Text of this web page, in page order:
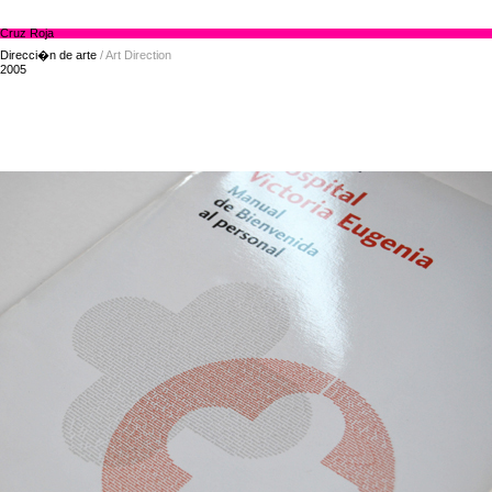
Cruz Roja
Direcci�n de arte / Art Direction
2005